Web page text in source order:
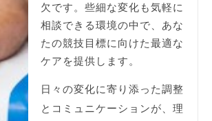
欠です。些細な変化も気軽に
相談できる環境の中で、あな
たの競技目標に向けた最適な
ケアを提供します。
日々の変化に寄り添った調整
とコミュニケーションが、理